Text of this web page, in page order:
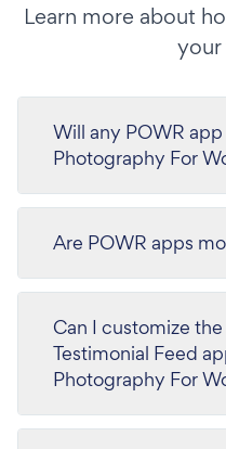
Learn more about
your
Will any POWR
Photography For
Are POWR apps
Can I customize
Testimonial Feed
Photography For